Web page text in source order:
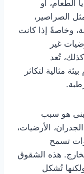
الطعام، أو
الصراصير،
وخاصةً إذا كانت
غير
تُعد
مثالية لتكاثر
هو سبب
الأرضيات،
تسمح
هذه الشقوق
تُشكل